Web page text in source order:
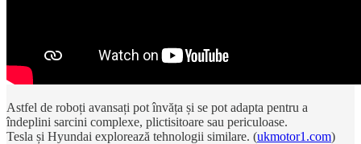
Astfel de roboți avansați pot învăța și se pot adapta pentru a
îndeplini sarcini complexe, plictisitoare sau periculoase.
Tesla și Hyundai explorează tehnologii similare. (ukmotor1.com)